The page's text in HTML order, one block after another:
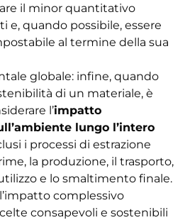
il minor quantitativo
e, quando possibile, essere
al termine della sua
globale: infine, quando
di un materiale, è
l’impatto
lungo l’intero
i processi di estrazione
la produzione, il trasporto,
e lo smaltimento finale.
complessivo
consapevoli e sostenibili